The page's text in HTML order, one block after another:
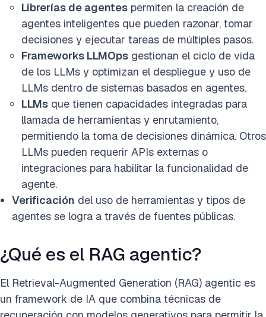
Librerías de agentes permiten la creación de
agentes inteligentes que pueden razonar, tomar
decisiones y ejecutar tareas de múltiples pasos.
Frameworks LLMOps gestionan el ciclo de vida
de los LLMs y optimizan el despliegue y uso de
LLMs dentro de sistemas basados en agentes.
LLMs que tienen capacidades integradas para
llamada de herramientas y enrutamiento,
permitiendo la toma de decisiones dinámica. Otros
LLMs pueden requerir APIs externas o
integraciones para habilitar la funcionalidad de
agente.
Verificación del uso de herramientas y tipos de
agentes se logra a través de fuentes públicas.
¿Qué es el RAG agentic?
El Retrieval-Augmented Generation (RAG) agentic es
un framework de IA que combina técnicas de